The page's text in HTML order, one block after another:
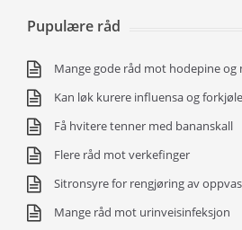
Pupulære råd
Mange gode råd mot hodepine og
Kan løk kurere influensa og
Få hvitere tenner med bananskall
Flere råd mot verkefinger
Sitronsyre for rengjøring av
Mange råd mot urinveisinfeksjon